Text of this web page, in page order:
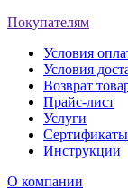
Покупателям
Условия
Условия
Возврат
Прайс-лист
Услуги
Сертификаты
Инструкции
О компании